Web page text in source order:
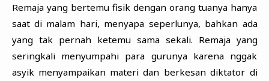
Remaja yang bertemu fisik dengan orang tuanya hanya
saat di malam hari, menyapa seperlunya, bahkan ada
yang tak pernah ketemu sama sekali. Remaja yang
seringkali menyumpahi para gurunya karena nggak
asyik menyampaikan materi dan berkesan diktator di